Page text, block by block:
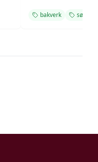
bakverk søtt